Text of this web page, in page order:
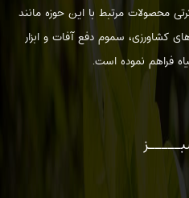
خرید اینترتی محصولات مرتبط با این حوزه مانند
کشاورزی، سموم دفع آفات و ابزار
فراهم نموده است.